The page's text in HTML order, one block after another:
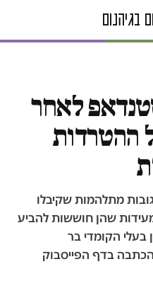
לאחר
ההטרדות
מתלהמות שקיבלו
שהן חוששות להביע
בעלי הקומדי בר
בדף הפייסבוק